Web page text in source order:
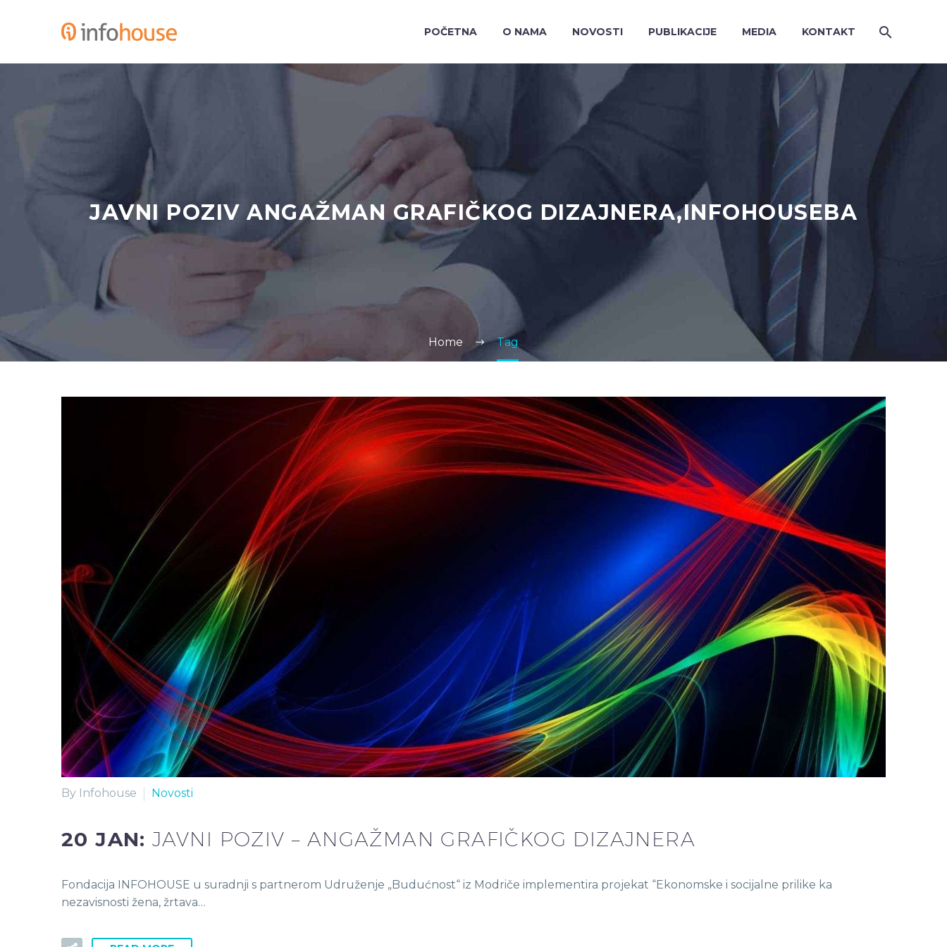
POČETNA O NAMA NOVOSTI PUBLIKACIJE MEDIA KONTAKT
JAVNI POZIV ANGAŽMAN GRAFIČKOG DIZAJNERA,INFOHOUSEBA
Home Tag
By Infohouse Novosti
20 JAN:JAVNI POZIV – ANGAŽMAN GRAFIČKOG DIZAJNERA
Fondacija INFOHOUSE u suradnji s partnerom Udruženje „Budućnost“ iz Modriče implementira projekat “Ekonomske i socijalne prilike ka
nezavisnosti žena, žrtava…